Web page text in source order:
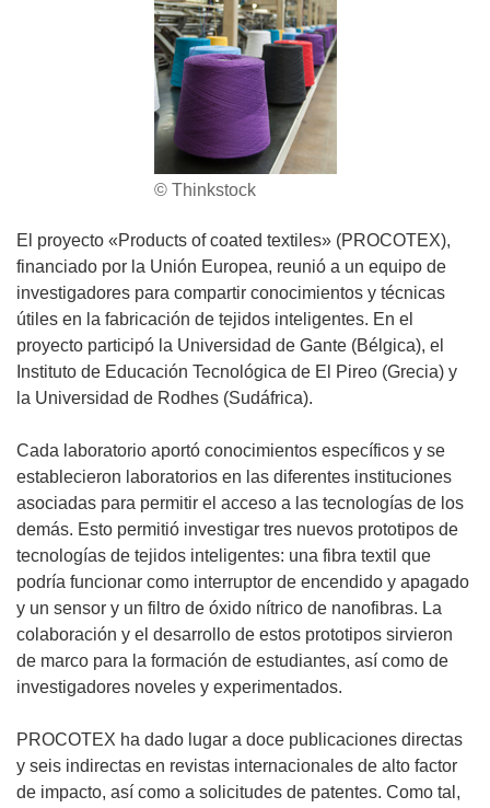
© Thinkstock
El proyecto «Products of coated textiles» (PROCOTEX),
financiado por la Unión Europea, reunió a un equipo de
investigadores para compartir conocimientos y técnicas
útiles en la fabricación de tejidos inteligentes. En el
proyecto participó la Universidad de Gante (Bélgica), el
Instituto de Educación Tecnológica de El Pireo (Grecia) y
la Universidad de Rodhes (Sudáfrica).
Cada laboratorio aportó conocimientos específicos y se
establecieron laboratorios en las diferentes instituciones
asociadas para permitir el acceso a las tecnologías de los
demás. Esto permitió investigar tres nuevos prototipos de
tecnologías de tejidos inteligentes: una fibra textil que
podría funcionar como interruptor de encendido y apagado
y un sensor y un filtro de óxido nítrico de nanofibras. La
colaboración y el desarrollo de estos prototipos sirvieron
de marco para la formación de estudiantes, así como de
investigadores noveles y experimentados.
PROCOTEX ha dado lugar a doce publicaciones directas
y seis indirectas en revistas internacionales de alto factor
de impacto, así como a solicitudes de patentes. Como tal,